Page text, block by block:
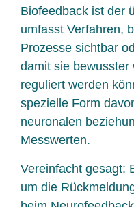
Biofeedback ist der
umfasst Verfahren,
Prozesse sichtbar
damit sie bewusster
reguliert werden
spezielle Form
neuronalen
Messwerten.
Vereinfacht gesagt:
um die